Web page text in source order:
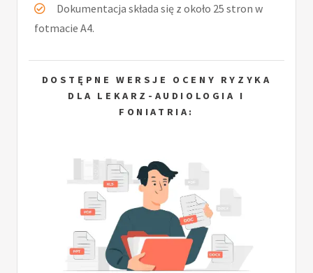
Dokumentacja składa się z około 25 stron w
fotmacie A4.
DOSTĘPNE WERSJE OCENY RYZYKA
DLA LEKARZ-AUDIOLOGIA I
FONIATRIA: